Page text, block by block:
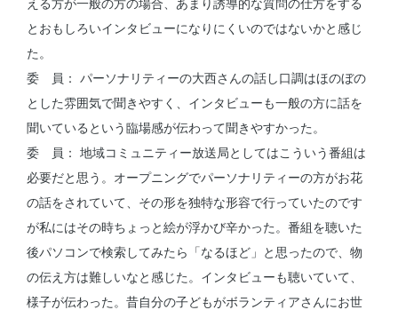
える方が一般の方の場合、あまり誘導的な質問の仕方をする
とおもしろいインタビューになりにくいのではないかと感じ
た。
委 員： パーソナリティーの大西さんの話し口調はほのぼの
とした雰囲気で聞きやすく、インタビューも一般の方に話を
聞いているという臨場感が伝わって聞きやすかった。
委 員： 地域コミュニティー放送局としてはこういう番組は
必要だと思う。オープニングでパーソナリティーの方がお花
の話をされていて、その形を独特な形容で行っていたのです
が私にはその時ちょっと絵が浮かび辛かった。番組を聴いた
後パソコンで検索してみたら「なるほど」と思ったので、物
の伝え方は難しいなと感じた。インタビューも聴いていて、
様子が伝わった。昔自分の子どもがボランティアさんにお世